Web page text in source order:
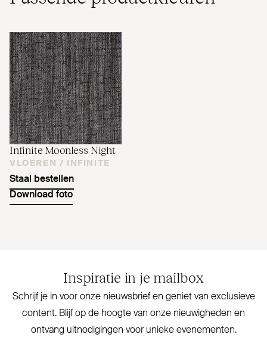
Infinite Moonless Night
VLOEREN / INFINITE
Staal bestellen
Download foto
Inspiratie in je mailbox
Schrijf je in voor onze nieuwsbrief en geniet van exclusieve
content. Blijf op de hoogte van onze nieu­wigheden en
ontvang uit­no­digingen voor unieke evenementen.